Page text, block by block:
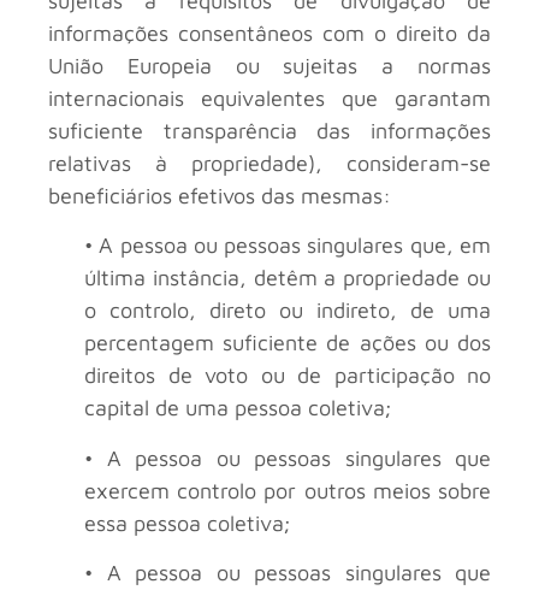
informações consentâneos com o direito da
União Europeia ou sujeitas a normas
internacionais equivalentes que garantam
suficiente transparência das informações
relativas à propriedade), consideram-se
beneficiários efetivos das mesmas:
• A pessoa ou pessoas singulares que, em
última instância, detêm a propriedade ou
o controlo, direto ou indireto, de uma
percentagem suficiente de ações ou dos
direitos de voto ou de participação no
capital de uma pessoa coletiva;
• A pessoa ou pessoas singulares que
exercem controlo por outros meios sobre
essa pessoa coletiva;
• A pessoa ou pessoas singulares que